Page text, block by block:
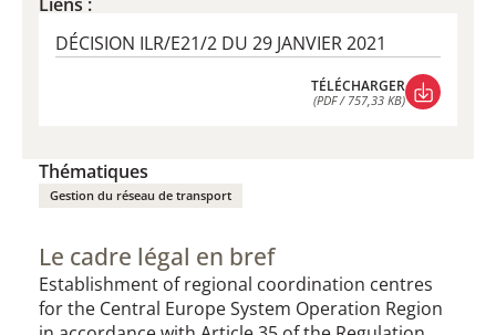
DÉCISION ILR/E21/2 DU 29 JANVIER 2021
TÉLÉCHARGER
(PDF / 757,33 KB)
Thématiques
Gestion du réseau de transport
Le cadre légal en bref
Establishment of regional coordination centres
for the Central Europe System Operation Region